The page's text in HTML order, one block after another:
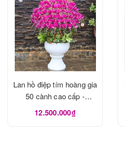
Lan hồ điệp tím hoàng gia
50 cành cao cấp -
LHD1182
12.500.000₫